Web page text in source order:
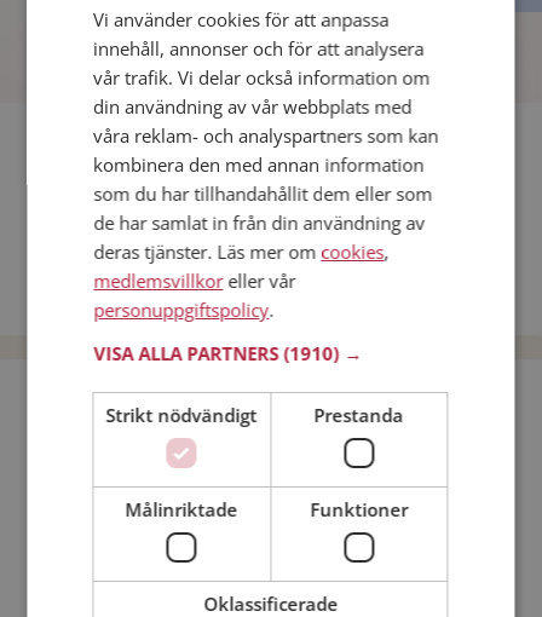
Fler singlar
Andra singlar från Kalmar
Män från Kalmar
Dejta kvinnor i Sverige
Dejta män i Sverige
Bli medlem utan kostnad!
Min ålder:
Vi använder cookies för att anpassa
innehåll, annonser och för att analysera
vår trafik. Vi delar också information om
din användning av vår webbplats med
våra reklam- och analyspartners som kan
kombinera den med annan information
som du har tillhandahållit dem eller som
de har samlat in från din användning av
deras tjänster. Läs mer om cookies,
medlemsvillkoreller vår
personuppgiftspolicy.
VISA ALLA PARTNERS(1910) →
Strikt nödvändigt Prestanda
Målinriktade Funktioner
Oklassificerade